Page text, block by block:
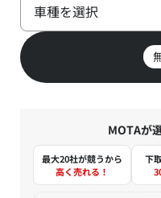
車種を選択
MOTAが
最大20社が競うから
高く売れる！
下